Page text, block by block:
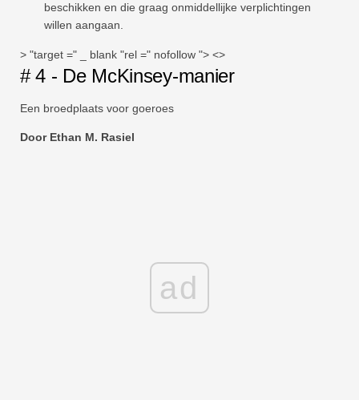
beschikken en die graag onmiddellijke verplichtingen
willen aangaan.
> "target =" _ blank "rel =" nofollow "> <>
# 4 - De McKinsey-manier
Een broedplaats voor goeroes
Door Ethan M. Rasiel
ad